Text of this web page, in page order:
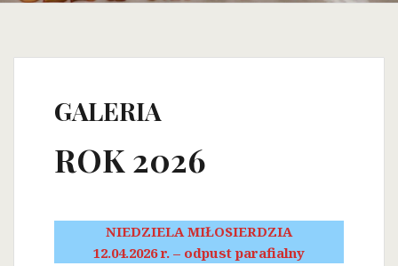
GALERIA
ROK 2026
NIEDZIELA MIŁOSIERDZIA
12.04.2026 r. – odpust parafialny